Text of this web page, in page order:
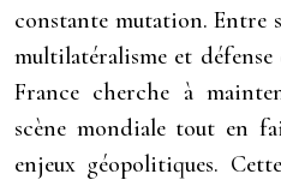
constante mutation. Entre
multilatéralisme et
France cherche à
scène mondiale tout en
enjeux géopolitiques.